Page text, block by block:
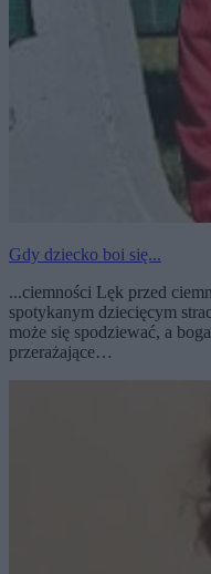
Gdy dziecko boi się...
...ciemności Lęk przed
spotykanym dziecięcym
może się spodziewać, a
przerażające…